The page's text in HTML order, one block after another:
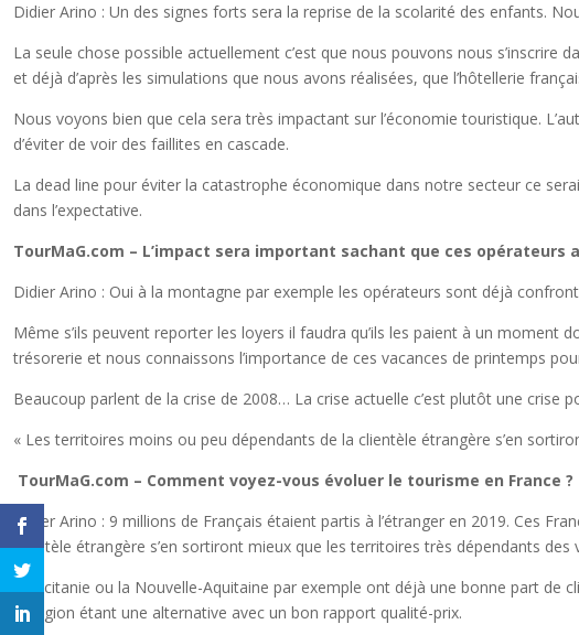
Didier Arino : Un des signes forts sera la reprise de la scolarité des enfants.
La seule chose possible actuellement c’est que nous pouvons nous
et déjà d’après les simulations que nous avons réalisées, que l’hôtellerie
Nous voyons bien que cela sera très impactant sur l’économie touristique.
d’éviter de voir des faillites en cascade.
La dead line pour éviter la catastrophe économique dans notre secteur ce
dans l’expectative.
TourMaG.com – L’impact sera important sachant que ces
Didier Arino : Oui à la montagne par exemple les opérateurs sont déjà
Même s’ils peuvent reporter les loyers il faudra qu’ils les paient à un
trésorerie et nous connaissons l’importance de ces vacances de printemps
Beaucoup parlent de la crise de 2008… La crise actuelle c’est plutôt une crise
« Les territoires moins ou peu dépendants de la clientèle étrangère s’en
TourMaG.com – Comment voyez-vous évoluer le tourisme en France ?
Didier Arino : 9 millions de Français étaient partis à l’étranger en 2019. Ces
clientèle étrangère s’en sortiront mieux que les territoires très dépendants des
L’Occitanie ou la Nouvelle-Aquitaine par exemple ont déjà une bonne part de
la région étant une alternative avec un bon rapport qualité-prix.